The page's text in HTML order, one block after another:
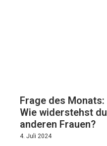
Frage des Monats:
Wie widerstehst du
anderen Frauen?
4. Juli 2024